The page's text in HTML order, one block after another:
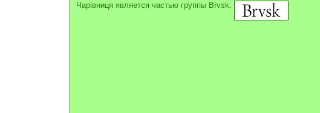
Чарівниця является частью группы Brvsk: